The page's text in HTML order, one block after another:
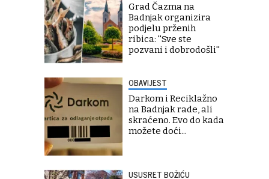
Grad Čazma na
Badnjak organizira
podjelu prženih
ribica: ''Sve ste
pozvani i dobrodošli''
OBAVIJEST
Darkom i Reciklažno
na Badnjak rade, ali
skraćeno. Evo do kada
možete doći...
USUSRET BOŽIĆU